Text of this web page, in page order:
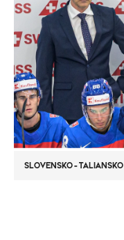
SLOVENSKO - TALIANSKO